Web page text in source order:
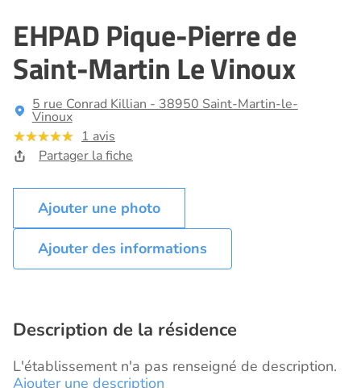
EHPAD Pique-Pierre de
Saint-Martin Le Vinoux
5 rue Conrad Killian - 38950 Saint-Martin-le-
Vinoux
1 avis
Partager la fiche
Ajouter des informations
Description de la résidence
L'établissement n'a pas renseigné de description.
Ajouter une description